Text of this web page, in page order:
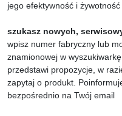
jego efektywność i żywotność
szukasz nowych,
wpisz numer fabryczny lub
znamionowej w
przedstawi propozycje, w
zapytaj o produkt.
bezpośrednio na Twój email